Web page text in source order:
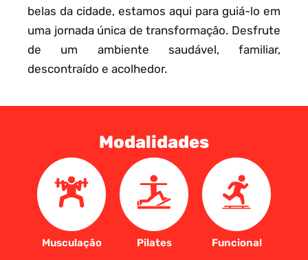
belas da cidade, estamos aqui para guiá-lo em
uma jornada única de transformação. Desfrute
de um ambiente saudável, familiar,
descontraído e acolhedor.
Modalidades
Musculação Pilates Funcional